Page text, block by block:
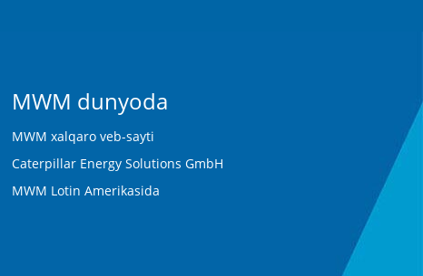
MWM dunyoda
MWM xalqaro veb-sayti
Caterpillar Energy Solutions GmbH
MWM Lotin Amerikasida